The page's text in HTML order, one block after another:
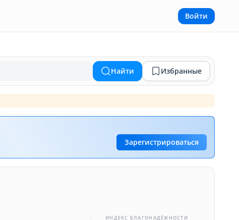
Войти
Найти Избранные
Зарегистрироваться
ИНДЕКС БЛАГОНАДЁЖНОСТИ